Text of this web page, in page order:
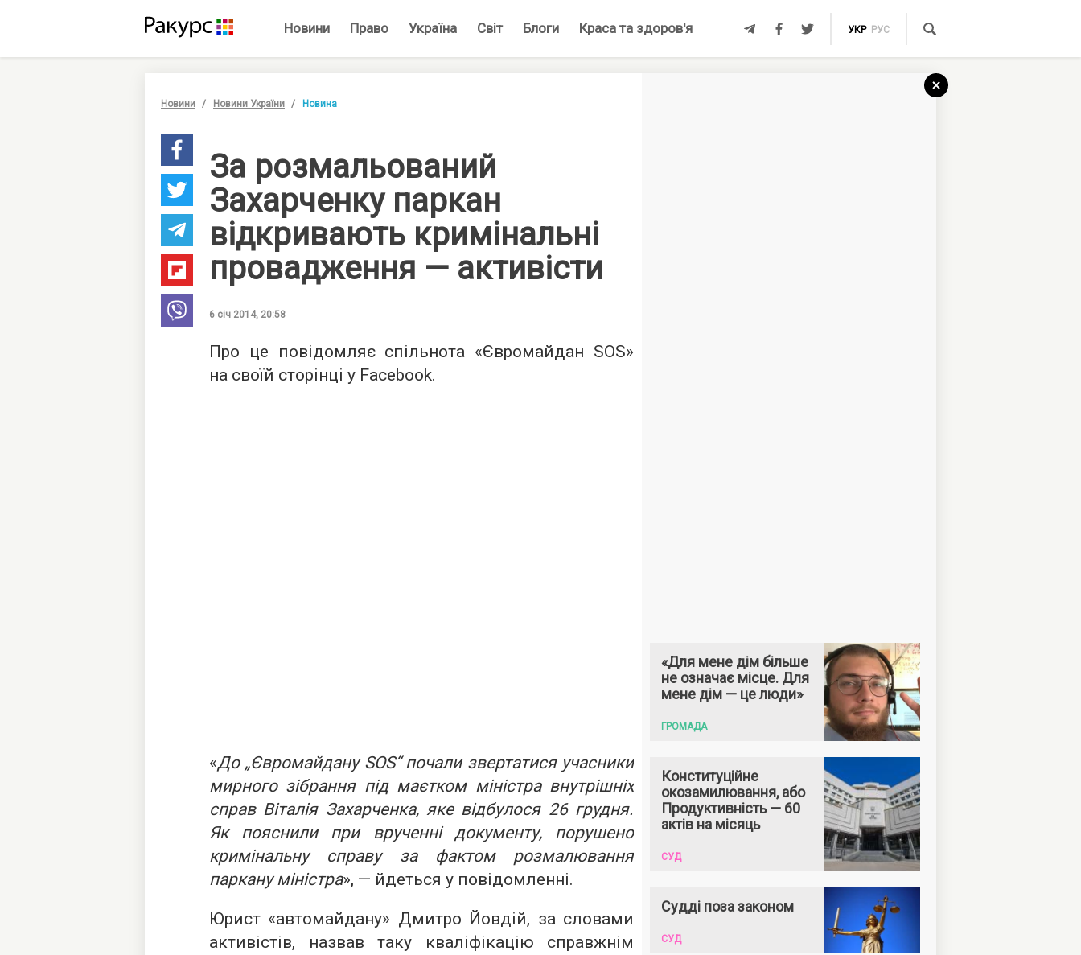
Новини Право Україна Світ Блоги Краса та здоров'я УКР РУС
Новини Новини України Новина
За розмальований
Захарченку паркан
відкривають кримінальні
провадження — активісти
6 січ 2014, 20:58
Про це повідомляє спільнота «Євромайдан SOS»
на своїй сторінці у Facebook.
«До „Євромайдану SOS“ почали звертатися учасники
мирного зібрання під маєтком міністра внутрішніх
справ Віталія Захарченка, яке відбулося 26 грудня.
Як пояснили при врученні документу, порушено
кримінальну справу за фактом розмалювання
паркану міністра», — йдеться у повідомленні.
Юрист «автомайдану» Дмитро Йовдій, за словами
активістів, назвав таку кваліфікацію справжнім
«Для мене дім більше
не означає місце. Для
мене дім — це люди»
ГРОМАДА
Конституційне
окозамилювання, або
Продуктивність — 60
актів на місяць
СУД
Судді поза законом
СУД